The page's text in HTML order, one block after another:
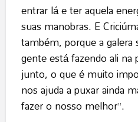
entrar lá e ter aquela
suas manobras. E
também, porque a
gente está fazendo ali
junto, o que é muito
nos ajuda a puxar ainda
fazer o nosso melhor”.